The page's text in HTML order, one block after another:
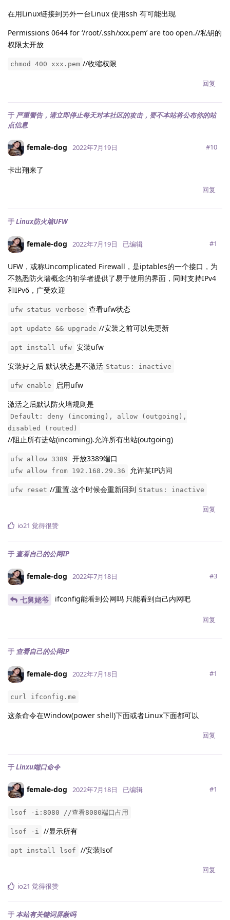
在用Linux链接到另外一台Linux 使用ssh 有可能出现
Permissions 0644 for ‘/root/.ssh/xxx.pem’ are too open.//私钥的
权限太开放
chmod 400 xxx.pem //收缩权限
回复
于 严重警告，请立即停止每天对本社区的攻击，要不本站将公布你的站
点信息
female-dog 2022年7月19日 #10
卡出翔来了
回复
于Linux防火墙UFW
female-dog 2022年7月19日 已编辑 #1
UFW，或称Uncomplicated Firewall，是iptables的一个接口，为
不熟悉防火墙概念的初学者提供了易于使用的界面，同时支持IPv4
和IPv6，广受欢迎
ufw status verbose 查看ufw状态
apt update && upgrade //安装之前可以先更新
apt install ufw 安装ufw
安装好之后 默认状态是不激活 Status: inactive
ufw enable
启用ufw
激活之后默认防火墙规则是
Default: deny (incoming), allow (outgoing),
disabled (routed)
//阻止所有进站(incoming).允许所有出站(outgoing)
ufw allow 3389 开放3389端口
ufw allow from 192.168.29.36 允许某IP访问
ufw reset //重置.这个时候会重新回到 Status: inactive
回复
io21 觉得很赞
于 查看自己的公网IP
female-dog 2022年7月18日 #3
七舅姥爷 ifconfig能看到公网吗 只能看到自己内网吧
回复
于 查看自己的公网IP
female-dog 2022年7月18日 #1
curl ifconfig.me
这条命令在Window(power shell)下面或者Linux下面都可以
回复
于Linxu端口命令
female-dog 2022年7月18日 已编辑 #1
lsof -i:8080 //查看8080端口占用
lsof -i //显示所有
apt install lsof //安装lsof
回复
io21 觉得很赞
于本站有关键词屏蔽吗